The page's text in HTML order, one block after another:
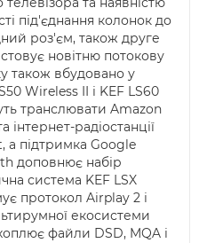
під'єднання колонок до
роз'єм, також друге
новітню потокову
також вбудовано у
Wireless II і KEF LS60
транслювати Amazon
інтернет-радіостанції
а підтримка Google
доповнює набір
система KEF LSX
протокол Airplay 2 і
екосистеми
файли DSD, MQA і